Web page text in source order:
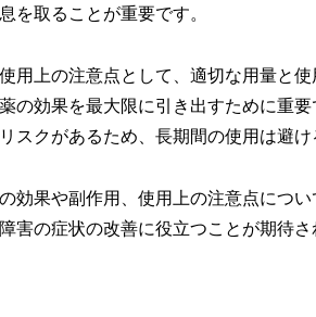
を取ることが重要です。
用上の注意点として、適切な用量と
の効果を最大限に引き出すために重
スクがあるため、長期間の使用は避け
効果や副作用、使用上の注意点につ
害の症状の改善に役立つことが期待